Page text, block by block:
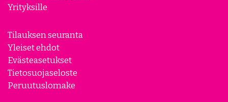
Yrityksille
Tilauksen seuranta
Yleiset ehdot
Evästeasetukset
Tietosuojaseloste
Peruutuslomake